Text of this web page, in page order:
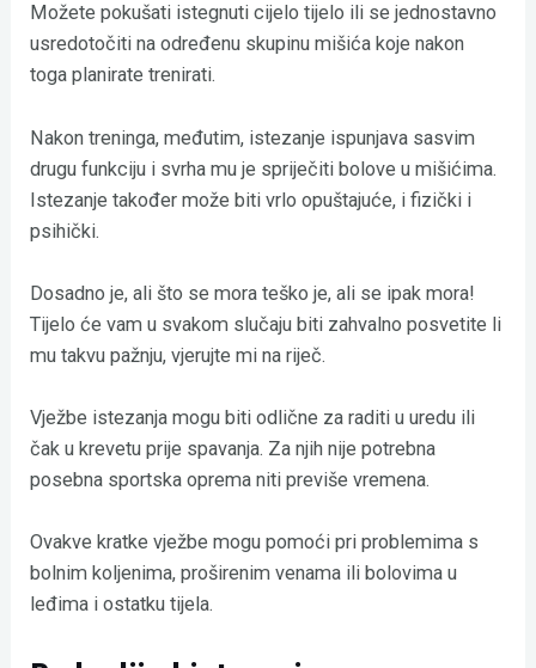
Možete pokušati istegnuti cijelo tijelo ili se jednostavno
usredotočiti na određenu skupinu mišića koje nakon
toga planirate trenirati.
Nakon treninga, međutim, istezanje ispunjava sasvim
drugu funkciju i svrha mu je spriječiti bolove u mišićima.
Istezanje također može biti vrlo opuštajuće, i fizički i
psihički.
Dosadno je, ali što se mora teško je, ali se ipak mora!
Tijelo će vam u svakom slučaju biti zahvalno posvetite li
mu takvu pažnju, vjerujte mi na riječ.
Vježbe istezanja mogu biti odlične za raditi u uredu ili
čak u krevetu prije spavanja. Za njih nije potrebna
posebna sportska oprema niti previše vremena.
Ovakve kratke vježbe mogu pomoći pri problemima s
bolnim koljenima, proširenim venama ili bolovima u
leđima i ostatku tijela.